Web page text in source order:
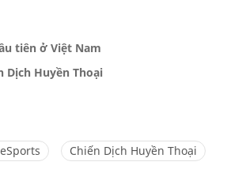
tiên ở Việt Nam
Dịch Huyền Thoại
Chiến Dịch Huyền Thoại